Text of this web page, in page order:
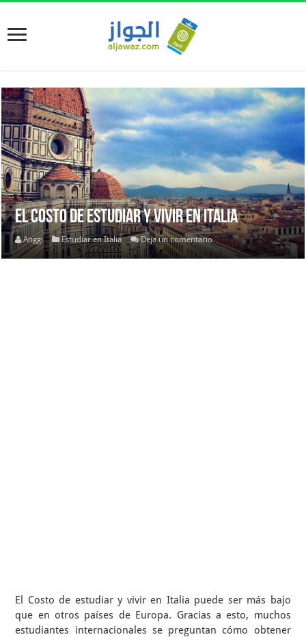
El Costo de estudiar y vivir en Italia
Anggi Estudiar en Italia Deja un comentario
El Costo de estudiar y vivir en Italia puede ser más bajo
que en otros países de Europa. Gracias a esto, muchos
estudiantes internacionales se preguntan cómo obtener